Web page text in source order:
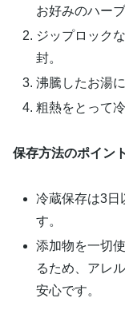
お好みのハー
ジップロック
封。
沸騰したお湯
粗熱をとって
保存方法のポイント
冷蔵保存は3日
す。
添加物を一切
るため、アレ
安心です。